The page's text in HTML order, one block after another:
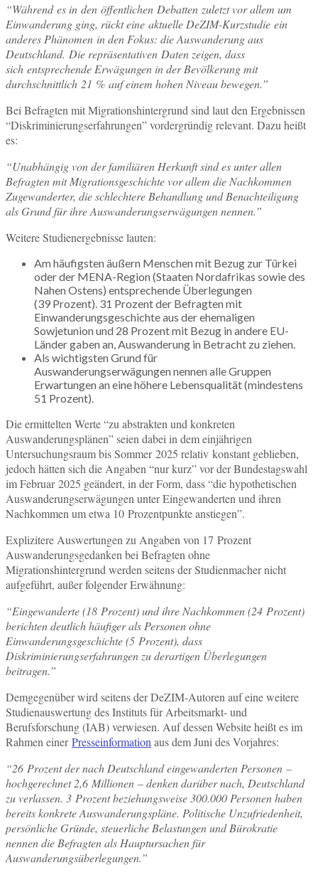
“Während es in den öffentlichen Debatten zuletzt vor allem um
Einwanderung ging, rückt eine aktuelle DeZIM-Kurzstudie ein
anderes Phänomen in den Fokus: die Auswanderung aus
Deutschland. Die repräsentativen Daten zeigen, dass
sich entsprechende Erwägungen in der Bevölkerung mit
durchschnittlich 21 % auf einem hohen Niveau bewegen.”
Bei Befragten mit Migrationshintergrund sind laut den Ergebnissen
“Diskriminierungserfahrungen” vordergründig relevant. Dazu heißt
es:
“Unabhängig von der familiären Herkunft sind es unter allen
Befragten mit Migrationsgeschichte vor allem die Nachkommen
Zugewanderter, die schlechtere Behandlung und Benachteiligung
als Grund für ihre Auswanderungserwägungen nennen.”
Weitere Studienergebnisse lauten:
Am häufigsten äußern Menschen mit Bezug zur Türkei
oder der MENA-Region (Staaten Nordafrikas sowie des
Nahen Ostens) entsprechende Überlegungen
(39 Prozent). 31 Prozent der Befragten mit
Einwanderungsgeschichte aus der ehemaligen
Sowjetunion und 28 Prozent mit Bezug in andere EU-
Länder gaben an, Auswanderung in Betracht zu ziehen.
Als wichtigsten Grund für
Auswanderungserwägungen nennen alle Gruppen
Erwartungen an eine höhere Lebensqualität (mindestens
51 Prozent).
Die ermittelten Werte “zu abstrakten und konkreten
Auswanderungsplänen” seien dabei in dem einjährigen
Untersuchungsraum bis Sommer 2025 relativ konstant geblieben,
jedoch hätten sich die Angaben “nur kurz” vor der Bundestagswahl
im Februar 2025 geändert, in der Form, dass “die hypothetischen
Auswanderungserwägungen unter Eingewanderten und ihren
Nachkommen um etwa 10 Prozentpunkte anstiegen”.
Explizitere Auswertungen zu Angaben von 17 Prozent
Auswanderungsgedanken bei Befragten ohne
Migrationshintergrund werden seitens der Studienmacher nicht
aufgeführt, außer folgender Erwähnung:
“Eingewanderte (18 Prozent) und ihre Nachkommen (24 Prozent)
berichten deutlich häufiger als Personen ohne
Einwanderungsgeschichte (5 Prozent), dass
Diskriminierungserfahrungen zu derartigen Überlegungen
beitragen.”
Demgegenüber wird seitens der DeZIM-Autoren auf eine weitere
Studienauswertung des Instituts für Arbeitsmarkt- und
Berufsforschung (IAB) verwiesen. Auf dessen Website heißt es im
Rahmen einerPresseinformation aus dem Juni des Vorjahres:
“26 Prozent der nach Deutschland eingewanderten Personen –
hochgerechnet 2,6 Millionen – denken darüber nach, Deutschland
zu verlassen. 3 Prozent beziehungsweise 300.000 Personen haben
bereits konkrete Auswanderungspläne. Politische Unzufriedenheit,
persönliche Gründe, steuerliche Belastungen und Bürokratie
nennen die Befragten als Hauptursachen für
Auswanderungsüberlegungen.”